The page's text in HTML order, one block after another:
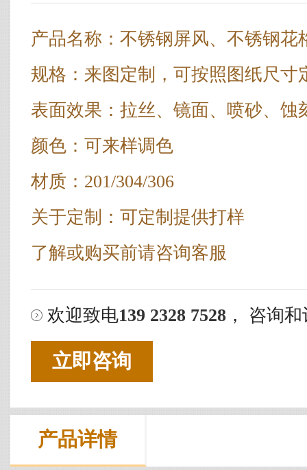
产品名称：不锈钢屏风、不锈钢花
规格：来图定制，可按照图纸尺寸
表面效果：拉丝、镜面、喷砂、蚀
颜色：可来样调色
材质：201/304/306
关于定制：可定制提供打样
了解或购买前请咨询客服
欢迎致电139 2328 7528 ， 咨询
立即咨询
产品详情